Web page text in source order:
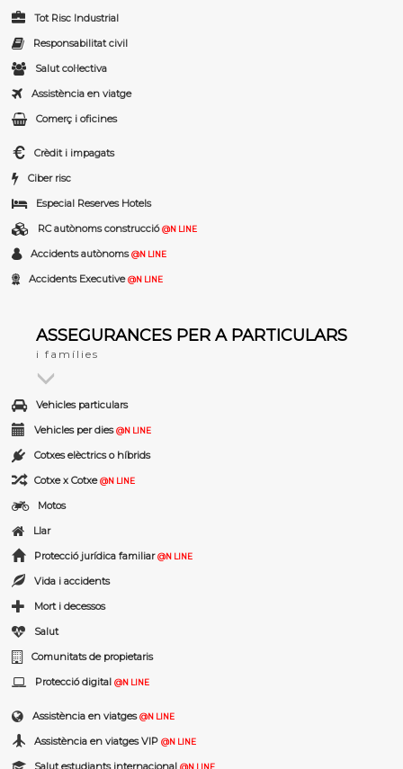
Tot Risc Industrial
Responsabilitat civil
Salut col·lectiva
Assistència en viatge
Comerç i oficines
Crèdit i impagats
Ciber risc
Especial Reserves Hotels
RC autònoms construcció@N LINE
Accidents autònoms@N LINE
Accidents Executive@N LINE
ASSEGURANCES PER A PARTICULARS
i famílies
Vehicles particulars
Vehicles per dies@N LINE
Cotxes elèctrics o híbrids
Cotxe x Cotxe@N LINE
Motos
Llar
Protecció jurídica familiar@N LINE
Vida i accidents
Mort i decessos
Salut
Comunitats de propietaris
Protecció digital @N LINE
Assistència en viatges@N LINE
Assistència en viatges VIP @N LINE
Salut estudiants internacional @N LINE